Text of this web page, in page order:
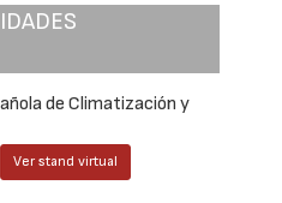
de Climatización y
Ver stand virtual